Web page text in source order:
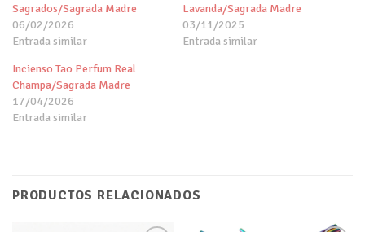
Sagrados/Sagrada Madre
06/02/2026
Entrada similar
Lavanda/Sagrada Madre
03/11/2025
Entrada similar
Incienso Tao Perfum Real
Champa/Sagrada Madre
17/04/2026
Entrada similar
PRODUCTOS RELACIONADOS